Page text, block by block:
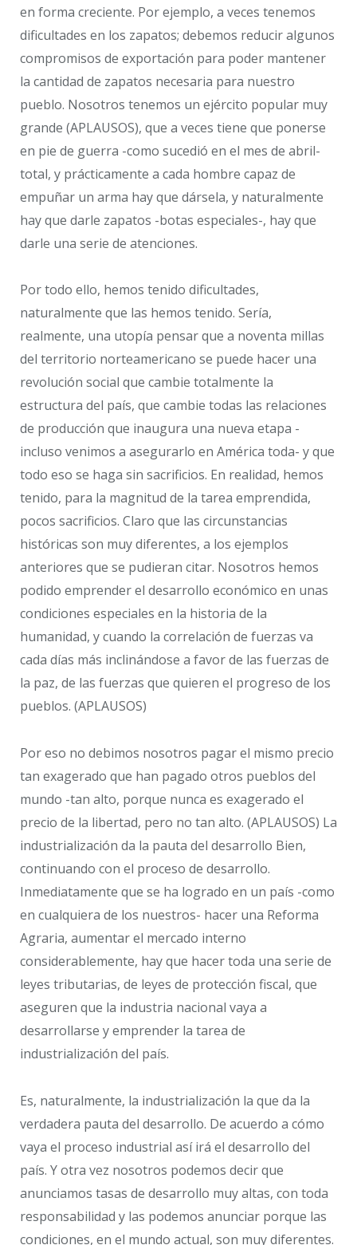
en forma creciente. Por ejemplo, a veces tenemos
dificultades en los zapatos; debemos reducir algunos
compromisos de exportación para poder mantener
la cantidad de zapatos necesaria para nuestro
pueblo. Nosotros tenemos un ejército popular muy
grande (APLAUSOS), que a veces tiene que ponerse
en pie de guerra -como sucedió en el mes de abril-
total, y prácticamente a cada hombre capaz de
empuñar un arma hay que dársela, y naturalmente
hay que darle zapatos -botas especiales-, hay que
darle una serie de atenciones.
Por todo ello, hemos tenido dificultades,
naturalmente que las hemos tenido. Sería,
realmente, una utopía pensar que a noventa millas
del territorio norteamericano se puede hacer una
revolución social que cambie totalmente la
estructura del país, que cambie todas las relaciones
de producción que inaugura una nueva etapa -
incluso venimos a asegurarlo en América toda- y que
todo eso se haga sin sacrificios. En realidad, hemos
tenido, para la magnitud de la tarea emprendida,
pocos sacrificios. Claro que las circunstancias
históricas son muy diferentes, a los ejemplos
anteriores que se pudieran citar. Nosotros hemos
podido emprender el desarrollo económico en unas
condiciones especiales en la historia de la
humanidad, y cuando la correlación de fuerzas va
cada días más inclinándose a favor de las fuerzas de
la paz, de las fuerzas que quieren el progreso de los
pueblos. (APLAUSOS)
Por eso no debimos nosotros pagar el mismo precio
tan exagerado que han pagado otros pueblos del
mundo -tan alto, porque nunca es exagerado el
precio de la libertad, pero no tan alto. (APLAUSOS) La
industrialización da la pauta del desarrollo Bien,
continuando con el proceso de desarrollo.
Inmediatamente que se ha logrado en un país -como
en cualquiera de los nuestros- hacer una Reforma
Agraria, aumentar el mercado interno
considerablemente, hay que hacer toda una serie de
leyes tributarias, de leyes de protección fiscal, que
aseguren que la industria nacional vaya a
desarrollarse y emprender la tarea de
industrialización del país.
Es, naturalmente, la industrialización la que da la
verdadera pauta del desarrollo. De acuerdo a cómo
vaya el proceso industrial así irá el desarrollo del
país. Y otra vez nosotros podemos decir que
anunciamos tasas de desarrollo muy altas, con toda
responsabilidad y las podemos anunciar porque las
condiciones, en el mundo actual, son muy diferentes.